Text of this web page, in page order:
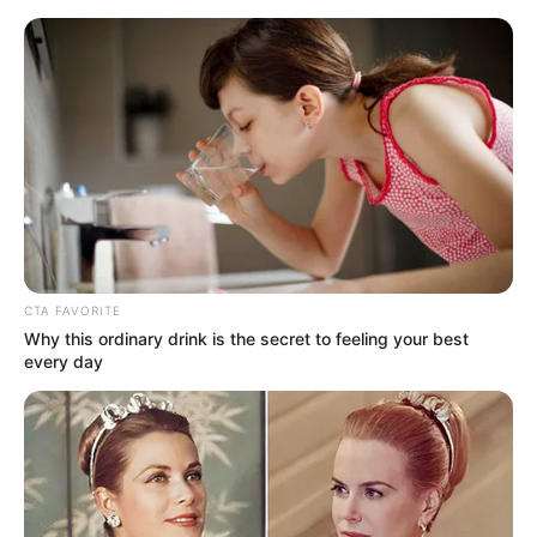
HOME
Home Acs e ACE > CONACS >
Homenagem a todos
os Agentes Comunitários e de Endemias que participaram da defesa
CTA FAVORITE
Why this ordinary drink is the secret to feeling your best
every day